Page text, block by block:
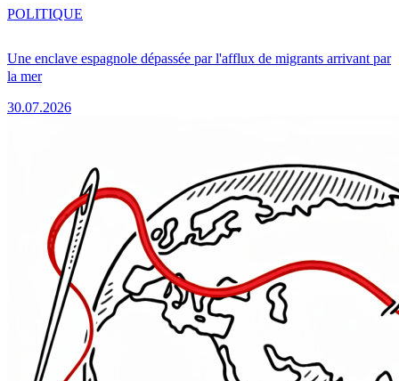
Une enclave espagnole dépassée par l'afflux de migrants arrivant par
la mer
30.07.2026
POLITIQUE